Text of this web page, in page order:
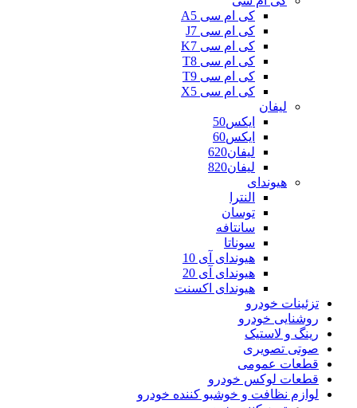
کی ام سی A5
کی ام سی J7
کی ام سی K7
کی ام سی T8
کی ام سی T9
کی ام سی X5
لیفان
ایکس50
ایکس60
لیفان620
لیفان820
هیوندای
النترا
توسان
سانتافه
سوناتا
هیوندای آی 10
هیوندای آی 20
هیوندای اکسنت
تزئینات خودرو
روشنایی خودرو
رینگ و لاستیک
صوتی تصویری
قطعات عمومی
قطعات لوکس خودرو
لوازم نظافت و خوشبو کننده خودرو